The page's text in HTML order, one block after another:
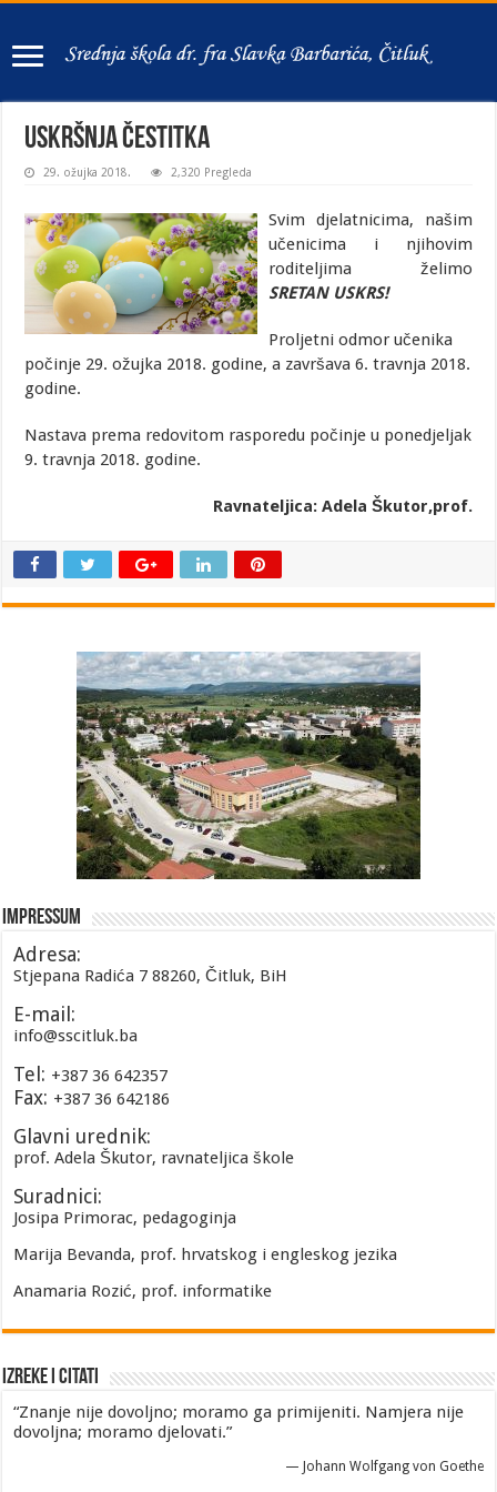
USKRŠNJA ČESTITKA
29. ožujka 2018. 2,320 Pregleda
Svim djelatnicima, našim
učenicima i njihovim
roditeljima želimo
SRETAN USKRS!
Proljetni odmor učenika
počinje 29. ožujka 2018. godine, a završava 6. travnja 2018.
godine.
Nastava prema redovitom rasporedu počinje u ponedjeljak
9. travnja 2018. godine.
Ravnateljica: Adela Škutor,prof.
Impressum
Adresa:
Stjepana Radića 7 88260, Čitluk, BiH
E-mail:
info@sscitluk.ba
Tel: +387 36 642357
Fax: +387 36 642186
Glavni urednik:
prof. Adela Škutor, ravnateljica škole
Suradnici:
Josipa Primorac, pedagoginja
Marija Bevanda, prof. hrvatskog i engleskog jezika
Anamaria Rozić, prof. informatike
Izreke i Citati
“Znanje nije dovoljno; moramo ga primijeniti. Namjera nije
dovoljna; moramo djelovati.”
— Johann Wolfgang von Goethe